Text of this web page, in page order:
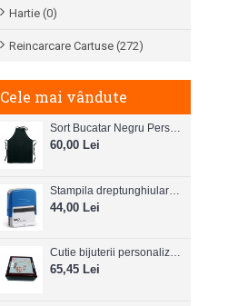
Hartie (0)
Reincarcare Cartuse (272)
Cele mai vândute
Sort Bucatar Negru Personalizabil
60,00 Lei
44,00 Lei
Cutie bijuterii personalizata
65,45 Lei